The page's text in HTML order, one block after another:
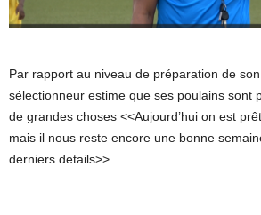
Par rapport au niveau de préparation de
sélectionneur estime que ses poulains sont
de grandes choses <<Aujourd’hui on est
mais il nous reste encore une bonne
derniers details>>